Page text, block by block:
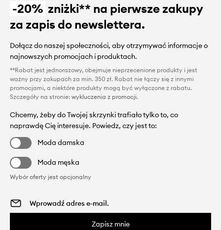
-20% zniżki** na pierwsze zakupy
za zapis do newslettera.
Dołącz do naszej społeczności, aby otrzymywać informacje o
najnowszych promocjach i produktach.
**Rabat jest jednorazowy, obejmuje nieprzecenione produkty i jest
ważny przy zakupach za min. 350 zł. Rabat nie łączy się z innymi
promocjami, a niektóre produkty mogą być wyłączone z rabatu.
Szczegóły na stronie: wykluczenia z promocji.
Chcemy, żeby do Twojej skrzynki trafiało tylko to, co
naprawdę Cię interesuje. Powiedz, czy jest to:
Moda damska
Moda męska
Wybór oferty jest opcjonalny
Zapisz mnie